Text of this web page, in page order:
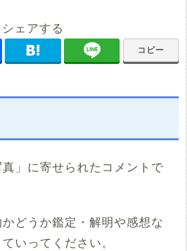
シェアする
コピー
真」に寄せられたコメントで
どうか鑑定・解明や感想な
いってください。